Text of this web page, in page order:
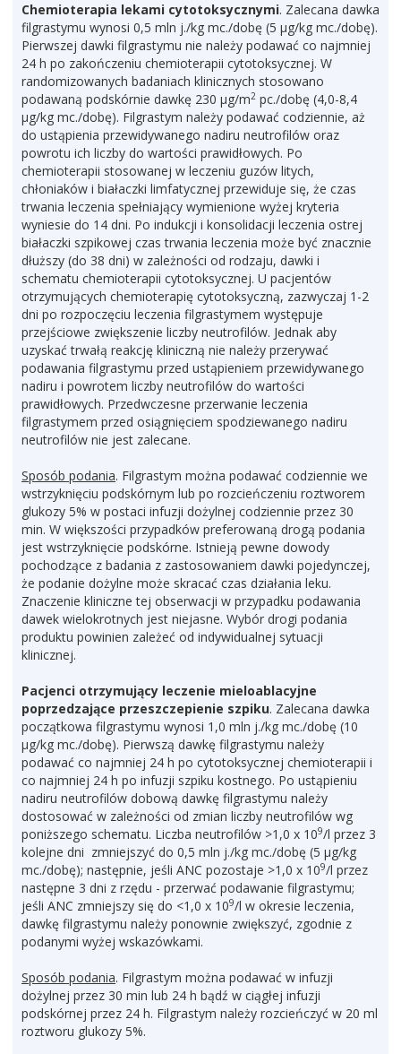
Chemioterapia lekami cytotoksycznymi. Zalecana dawka
filgrastymu wynosi 0,5 mln j./kg mc./dobę (5 μg/kg mc./dobę).
Pierwszej dawki filgrastymu nie należy podawać co najmniej
24 h po zakończeniu chemioterapii cytotoksycznej. W
randomizowanych badaniach klinicznych stosowano
podawaną podskórnie dawkę 230 μg/m2 pc./dobę (4,0-8,4
μg/kg mc./dobę). Filgrastym należy podawać codziennie, aż
do ustąpienia przewidywanego nadiru neutrofilów oraz
powrotu ich liczby do wartości prawidłowych. Po
chemioterapii stosowanej w leczeniu guzów litych,
chłoniaków i białaczki limfatycznej przewiduje się, że czas
trwania leczenia spełniający wymienione wyżej kryteria
wyniesie do 14 dni. Po indukcji i konsolidacji leczenia ostrej
białaczki szpikowej czas trwania leczenia może być znacznie
dłuższy (do 38 dni) w zależności od rodzaju, dawki i
schematu chemioterapii cytotoksycznej. U pacjentów
otrzymujących chemioterapię cytotoksyczną, zazwyczaj 1-2
dni po rozpoczęciu leczenia filgrastymem występuje
przejściowe zwiększenie liczby neutrofilów. Jednak aby
uzyskać trwałą reakcję kliniczną nie należy przerywać
podawania filgrastymu przed ustąpieniem przewidywanego
nadiru i powrotem liczby neutrofilów do wartości
prawidłowych. Przedwczesne przerwanie leczenia
filgrastymem przed osiągnięciem spodziewanego nadiru
neutrofilów nie jest zalecane.
Sposób podania. Filgrastym można podawać codziennie we
wstrzyknięciu podskórnym lub po rozcieńczeniu roztworem
glukozy 5% w postaci infuzji dożylnej codziennie przez 30
min. W większości przypadków preferowaną drogą podania
jest wstrzyknięcie podskórne. Istnieją pewne dowody
pochodzące z badania z zastosowaniem dawki pojedynczej,
że podanie dożylne może skracać czas działania leku.
Znaczenie kliniczne tej obserwacji w przypadku podawania
dawek wielokrotnych jest niejasne. Wybór drogi podania
produktu powinien zależeć od indywidualnej sytuacji
klinicznej.
Pacjenci otrzymujący leczenie mieloablacyjne
poprzedzające przeszczepienie szpiku. Zalecana dawka
początkowa filgrastymu wynosi 1,0 mln j./kg mc./dobę (10
μg/kg mc./dobę). Pierwszą dawkę filgrastymu należy
podawać co najmniej 24 h po cytotoksycznej chemioterapii i
co najmniej 24 h po infuzji szpiku kostnego. Po ustąpieniu
nadiru neutrofilów dobową dawkę filgrastymu należy
dostosować w zależności od zmian liczby neutrofilów wg
poniższego schematu. Liczba neutrofilów >1,0 x 109/l przez 3
kolejne dni zmniejszyć do 0,5 mln j./kg mc./dobę (5 μg/kg
mc./dobę); następnie, jeśli ANC pozostaje >1,0 x 109/l przez
następne 3 dni z rzędu - przerwać podawanie filgrastymu;
jeśli ANC zmniejszy się do <1,0 x 109/l w okresie leczenia,
dawkę filgrastymu należy ponownie zwiększyć, zgodnie z
podanymi wyżej wskazówkami.
Sposób podania. Filgrastym można podawać w infuzji
dożylnej przez 30 min lub 24 h bądź w ciągłej infuzji
podskórnej przez 24 h. Filgrastym należy rozcieńczyć w 20 ml
roztworu glukozy 5%.